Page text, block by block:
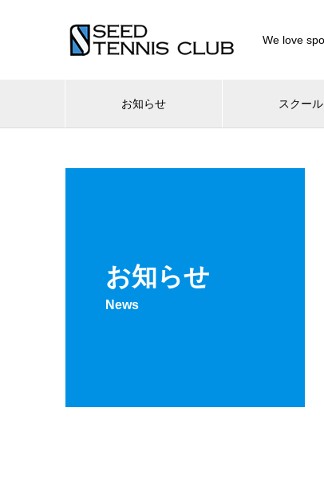
We love
お知らせ スクール
お知らせ
News